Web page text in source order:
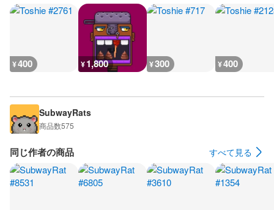
¥400 ¥1,800 ¥300 ¥400
SubwayRats
商品数575
同じ作者の商品 すべて見る